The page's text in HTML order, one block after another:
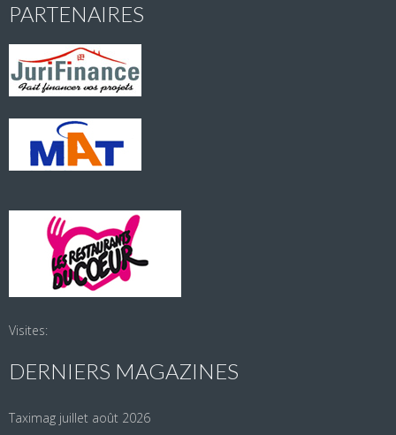
PARTENAIRES
Visites:
DERNIERS MAGAZINES
Taximag juillet août 2026